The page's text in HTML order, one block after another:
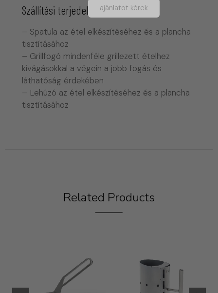
Szállítási terjedelem
– Spatula az étel elkészítéséhez és a plancha
tisztításához
– Grillfogó mindenféle grillezett ételhez
kivágásokkal a végein a jobb fogás és
láthatóság érdekében
– Lehúzó az étel elkészítéséhez és a plancha
tisztításához
Related Products
ajánlatot kérek